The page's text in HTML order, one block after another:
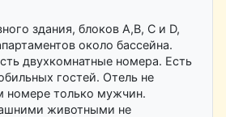
здания, блоков А,В, С и D,
около бассейна.
двухкомнатные номера. Есть
гостей. Отель не
номере только мужчин.
животными не